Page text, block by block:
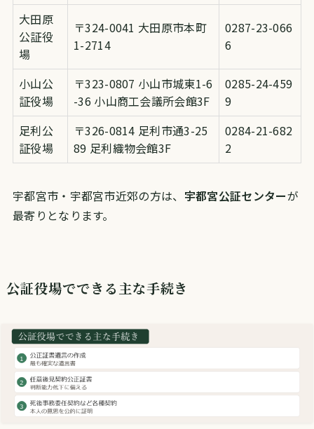
大田原
公証役
場
〒324-0041 大田原市本町
1-2714
0287-23-066
6
小山公
証役場
〒323-0807 小山市城東1-6
-36 小山商工会議所会館3F
0285-24-459
9
足利公
証役場
〒326-0814 足利市通3-25
89 足利織物会館3F
0284-21-682
2
宇都宮市・宇都宮市近郊の方は、 宇都宮公証センターが
最寄りとなります。
公証役場でできる主な手続き